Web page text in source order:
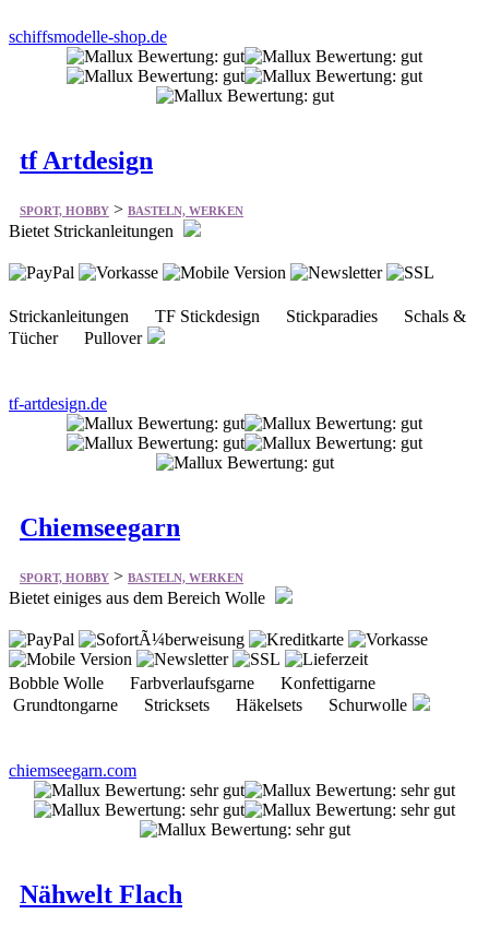
schiffsmodelle-shop.de
tf Artdesign
SPORT, HOBBY > BASTELN, WERKEN
Bietet Strickanleitungen
Strickanleitungen TF Stickdesign Stickparadies Schals &
Tücher Pullover
tf-artdesign.de
Chiemseegarn
SPORT, HOBBY > BASTELN, WERKEN
Bietet einiges aus dem Bereich Wolle
Bobble Wolle Farbverlaufsgarne Konfettigarne
Grundtongarne Stricksets Häkelsets Schurwolle
chiemseegarn.com
Nähwelt Flach